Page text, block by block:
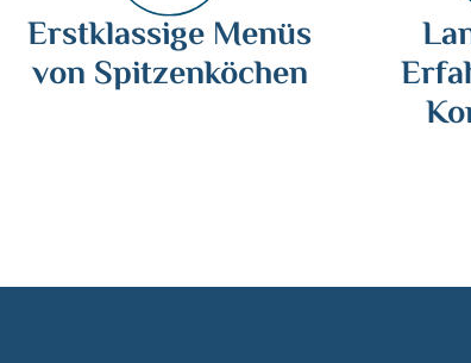
Erstklassige Menüs
von Spitzenköchen